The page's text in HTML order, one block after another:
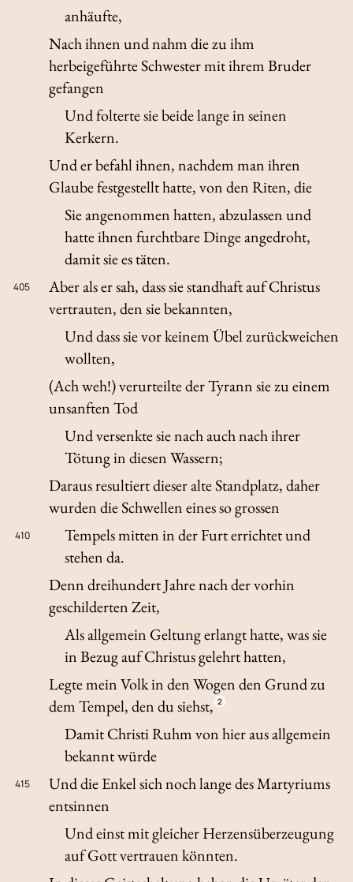
anhäufte,
Nach ihnen und nahm die zu ihm
herbeigeführte Schwester mit ihrem Bruder
gefangen
Und folterte sie beide lange in seinen
Kerkern.
Und er befahl ihnen, nachdem man ihren
Glaube festgestellt hatte, von den Riten, die
Sie angenommen hatten, abzulassen und
hatte ihnen furchtbare Dinge angedroht,
damit sie es täten.
405
Aber als er sah, dass sie standhaft auf Christus
vertrauten, den sie bekannten,
Und dass sie vor keinem Übel zurückweichen
wollten,
(Ach weh!) verurteilte der Tyrann sie zu einem
unsanften Tod
Und versenkte sie nach auch nach ihrer
Tötung in diesen Wassern;
Daraus resultiert dieser alte Standplatz, daher
wurden die Schwellen eines so grossen
410
Tempels mitten in der Furt errichtet und
stehen da.
Denn dreihundert Jahre nach der vorhin
geschilderten Zeit,
Als allgemein Geltung erlangt hatte, was sie
in Bezug auf Christus gelehrt hatten,
Legte mein Volk in den Wogen den Grund zu
dem Tempel, den du siehst, 2
Damit Christi Ruhm von hier aus allgemein
bekannt würde
415
Und die Enkel sich noch lange des Martyriums
entsinnen
Und einst mit gleicher Herzensüberzeugung
auf Gott vertrauen könnten.